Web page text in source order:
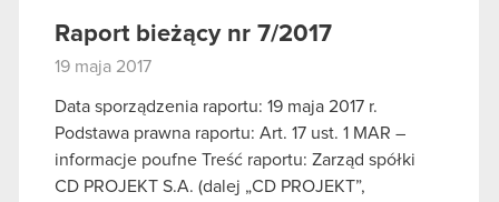
Raport bieżący nr 7/2017
19 maja 2017
Data sporządzenia raportu: 19 maja 2017 r.
Podstawa prawna raportu: Art. 17 ust. 1 MAR –
informacje poufne Treść raportu: Zarząd spółki
CD PROJEKT S.A. (dalej „CD PROJEKT”,